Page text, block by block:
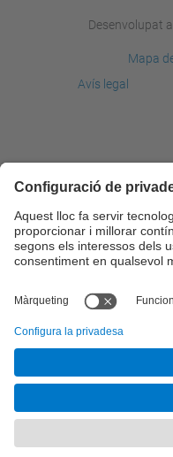
Desenvolupat
Mapa
Avís legal